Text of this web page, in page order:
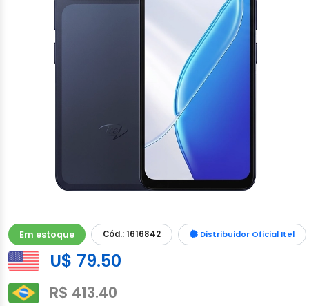
Em estoque Cód.: 1616842 Distribuidor Oficial Itel
U$ 79.50
R$ 413.40